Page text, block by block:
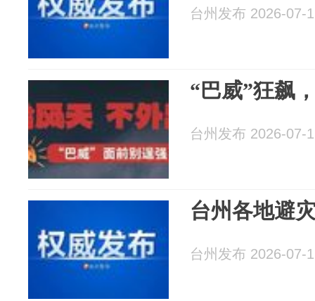
台州发布 2026-07-
“巴威”狂飙
台州发布 2026-07-
台州各地避
台州发布 2026-07-